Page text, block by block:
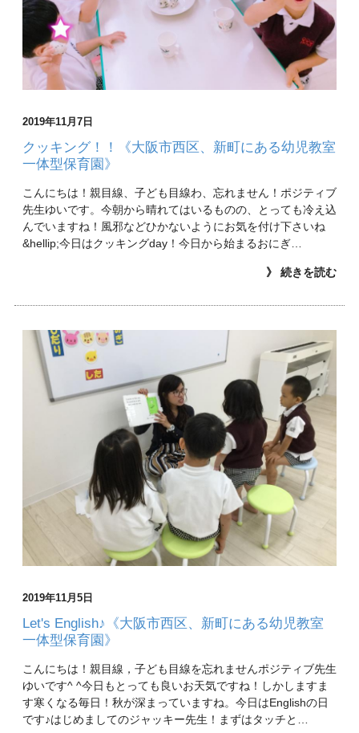
2019年11月7日
クッキング！！《大阪市西区、新町にある幼児教室
一体型保育園》
こんにちは！親目線、子ども目線わ、忘れません！ポジティブ
先生ゆいです。今朝から晴れてはいるものの、とっても冷え込
んでいますね！風邪などひかないようにお気を付け下さいね
&hellip;今日はクッキングday！今日から始まるおにぎ…
》 続きを読む
2019年11月5日
Let's English♪《大阪市西区、新町にある幼児教室
一体型保育園》
こんにちは！親目線，子ども目線を忘れませんポジティブ先生
ゆいです^ ^今日もとっても良いお天気ですね！しかしますま
す寒くなる毎日！秋が深まっていますね。今日はEnglishの日
です♪はじめましてのジャッキー先生！まずはタッチと…